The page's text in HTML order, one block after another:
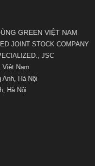
GREEN VIỆT NAM
JOINT STOCK COMPANY
JSC
Việt Nam
Anh, Hà Nội
Hà Nội